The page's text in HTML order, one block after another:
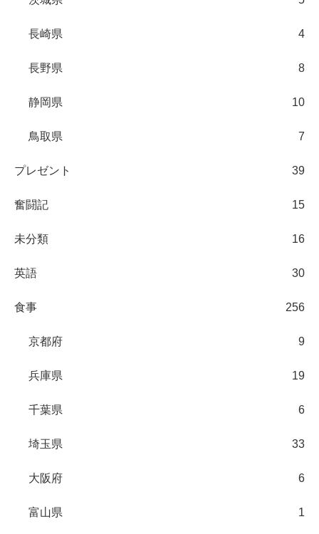
長崎県 4
長野県 8
静岡県 10
鳥取県 7
プレゼント 39
奮闘記 15
未分類 16
英語 30
食事 256
京都府 9
兵庫県 19
千葉県 6
埼玉県 33
大阪府 6
富山県 1